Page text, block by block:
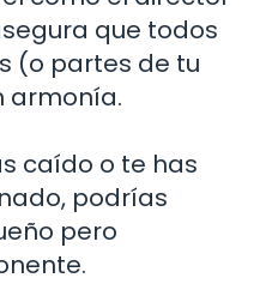
que todos
(o partes de tu
armonía.
caído o te has
podrías
pero